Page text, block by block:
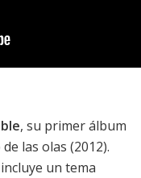
, su primer álbum
las olas (2012).
un tema